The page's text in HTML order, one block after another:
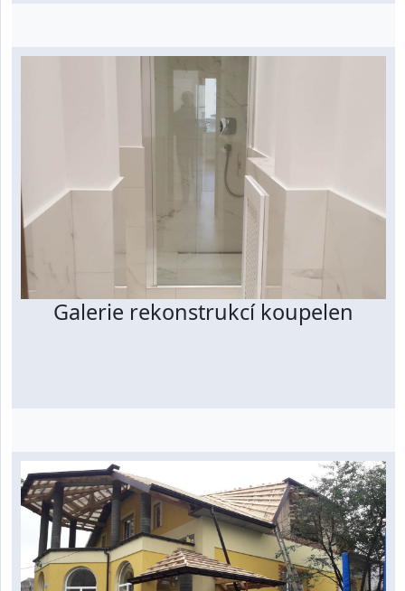
Galerie rekonstrukcí koupelen
Prohlédnout galerii
Prohlédnout galerii